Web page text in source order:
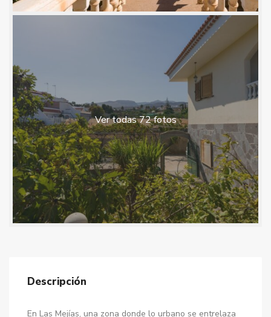
Ver todas 72 fotos
Descripción
En Las Mejías, una zona donde lo urbano se entrelaza